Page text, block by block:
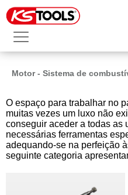
Motor - Sistema de
O espaço para trabalhar no
muitas vezes um luxo não
conseguir aceder a todas as
necessárias ferramentas
adequando-se na perfeição
seguinte categoria